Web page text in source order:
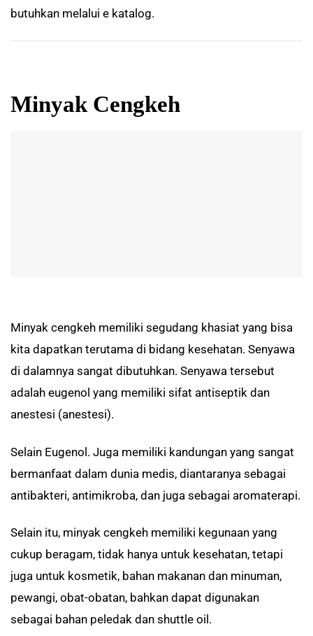
butuhkan melalui e katalog.
Minyak Cengkeh
Minyak cengkeh memiliki segudang khasiat yang bisa
kita dapatkan terutama di bidang kesehatan. Senyawa
di dalamnya sangat dibutuhkan. Senyawa tersebut
adalah eugenol yang memiliki sifat antiseptik dan
anestesi (anestesi).
Selain Eugenol. Juga memiliki kandungan yang sangat
bermanfaat dalam dunia medis, diantaranya sebagai
antibakteri, antimikroba, dan juga sebagai aromaterapi.
Selain itu, minyak cengkeh memiliki kegunaan yang
cukup beragam, tidak hanya untuk kesehatan, tetapi
juga untuk kosmetik, bahan makanan dan minuman,
pewangi, obat-obatan, bahkan dapat digunakan
sebagai bahan peledak dan shuttle oil.